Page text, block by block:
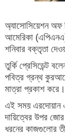
অ্যাসোসিয়েশন অফ
আমেরিকা
শনিবার বক্তৃতা
তুর্কি প্রেসিডেন্ট
পবিত্র গ্রন্থ
মাত্রা প্রকাশ
এই সময় এরদোয়ান
দায়িত্বের উপর
ধরনের কাজগুলোর